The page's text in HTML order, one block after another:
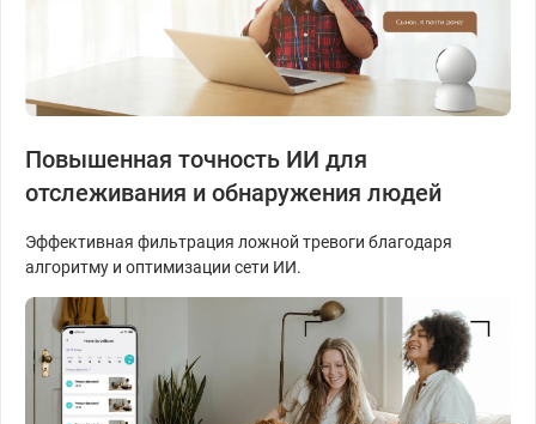
Повышенная точность ИИ для
отслеживания и обнаружения людей
Эффективная фильтрация ложной тревоги благодаря
алгоритму и оптимизации сети ИИ.